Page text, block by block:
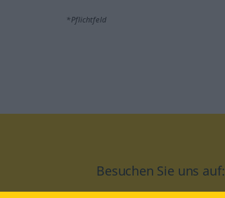
*Pflichtfeld
Besuchen Sie uns auf: